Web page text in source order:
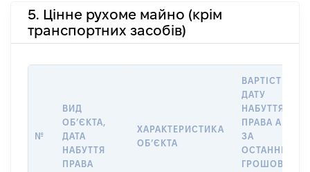
5. Цінне рухоме майно (крім
транспортних засобів)
№
ВИД
ОБʼЄКТА,
ДАТА
НАБУТТЯ
ПРАВА
ХАРАКТЕРИСТИКА
ОБʼЄКТА
ВАРТІСТЬ НА
ДАТУ
НАБУТТЯ
ПРАВА АБО
ЗА
ОСТАННЬОЮ
ГРОШОВОЮ